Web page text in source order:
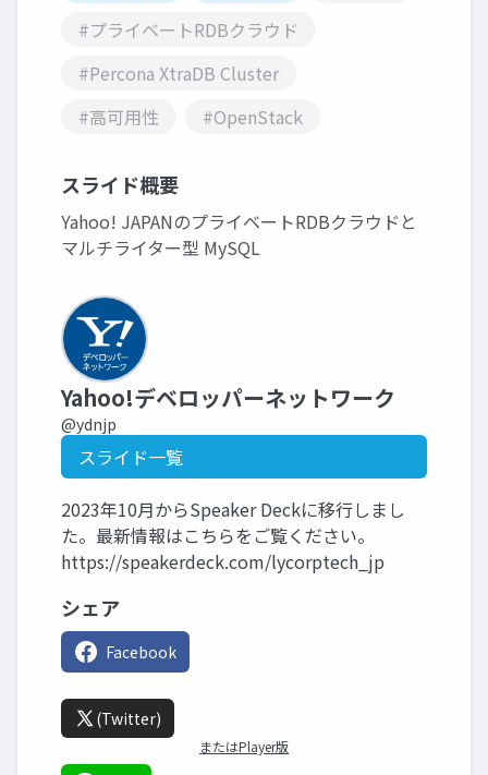
#プライベートRDBクラウド
#Percona XtraDB Cluster
#高可用性
#OpenStack
スライド概要
Yahoo! JAPANのプライベートRDBクラウドと
マルチライター型 MySQL
Yahoo!デベロッパーネットワーク
@ydnjp
スライド一覧
2023年10月からSpeaker Deckに移行しまし
た。最新情報はこちらをご覧ください。
https://speakerdeck.com/lycorptech_jp
シェア
Facebook
(Twitter)
またはPlayer版